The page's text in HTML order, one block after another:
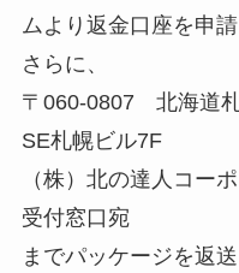
ムより返金口座を申請
さらに、
〒060-0807 北海道
SE札幌ビル7F
（株）北の達人コー
受付窓口宛
までパッケージを返